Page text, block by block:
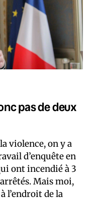
pas de deux
violence, on y a
d’enquête en
ont incendié à 3
Mais moi,
l’endroit de la